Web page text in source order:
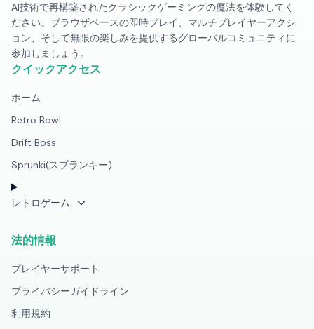
AI技術で再構築されたクラシックゲーミングの魔法を体験してく
ださい。ブラウザベースの即時プレイ、マルチプレイヤーアクシ
ョン、そして無限の楽しみを提供するグローバルコミュニティに
参加しましょう。
クイックアクセス
ホーム
Retro Bowl
Drift Boss
Sprunki(スプランキー)
レトロゲーム
法的情報
プレイヤーサポート
プライバシーガイドライン
利用規約